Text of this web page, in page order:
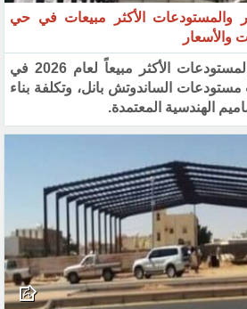
والمستودعات الأكثر مبيعات في حي
والأسعار
اكتشف قائمة الهناجر والمستودعات الأكثر مبيعاً لعام 2026 في
الساندوتش بانل، وتكلفة بناء
الهندسية المعتمدة.